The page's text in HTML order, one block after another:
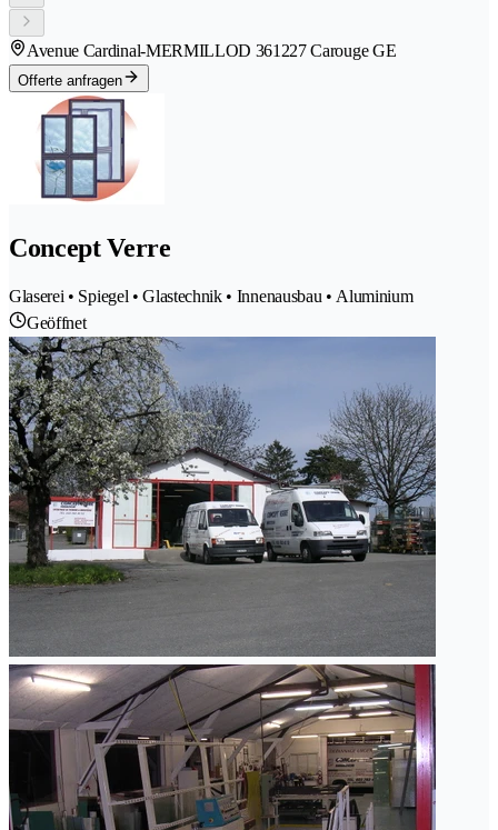
Avenue Cardinal-MERMILLOD 361227 Carouge GE
Offerte anfragen
Concept Verre
Glaserei • Spiegel • Glastechnik • Innenausbau • Aluminium
Geöffnet